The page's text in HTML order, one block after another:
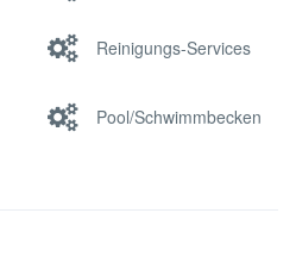
Reinigungs-Services
Pool/Schwimmbecken